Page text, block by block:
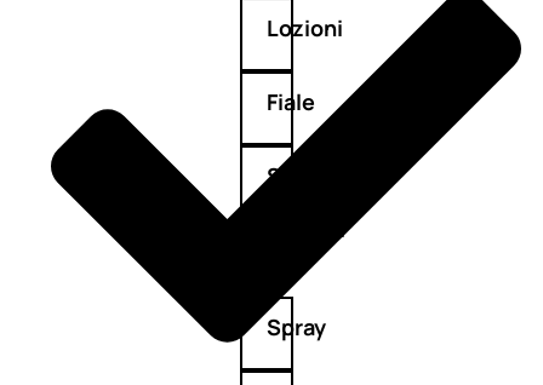
Lozioni
Fiale
Sieri
cristalli
Spray